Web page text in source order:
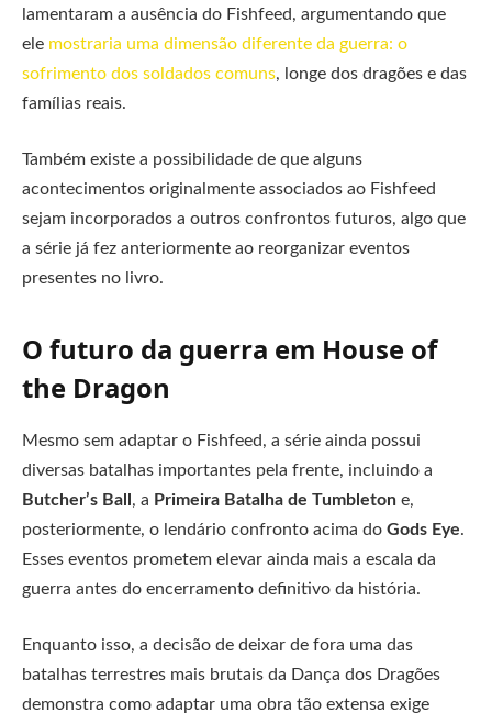
lamentaram a ausência do Fishfeed, argumentando que
ele mostraria uma dimensão diferente da guerra: o
sofrimento dos soldados comuns, longe dos dragões e das
famílias reais.
Também existe a possibilidade de que alguns
acontecimentos originalmente associados ao Fishfeed
sejam incorporados a outros confrontos futuros, algo que
a série já fez anteriormente ao reorganizar eventos
presentes no livro.
O futuro da guerra em House of
the Dragon
Mesmo sem adaptar o Fishfeed, a série ainda possui
diversas batalhas importantes pela frente, incluindo a
Butcher’s Ball , a Primeira Batalha de Tumbleton e,
posteriormente, o lendário confronto acima do Gods Eye.
Esses eventos prometem elevar ainda mais a escala da
guerra antes do encerramento definitivo da história.
Enquanto isso, a decisão de deixar de fora uma das
batalhas terrestres mais brutais da Dança dos Dragões
demonstra como adaptar uma obra tão extensa exige